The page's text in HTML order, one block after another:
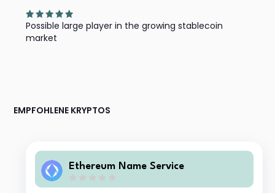
Possible large player in the growing stablecoin
market
EMPFOHLENE KRYPTOS
Ethereum Name Service